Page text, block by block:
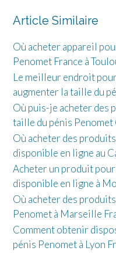
Article Similaire
Où acheter appareil
Penomet France à
Le meilleur endroit
augmenter la taille du
Où puis-je acheter des
taille du pénis Penomet
Où acheter des
disponible en ligne au
Acheter un produit
disponible en ligne à
Où acheter des
Penomet à Marseille
Comment obtenir
pénis Penomet à Lyon